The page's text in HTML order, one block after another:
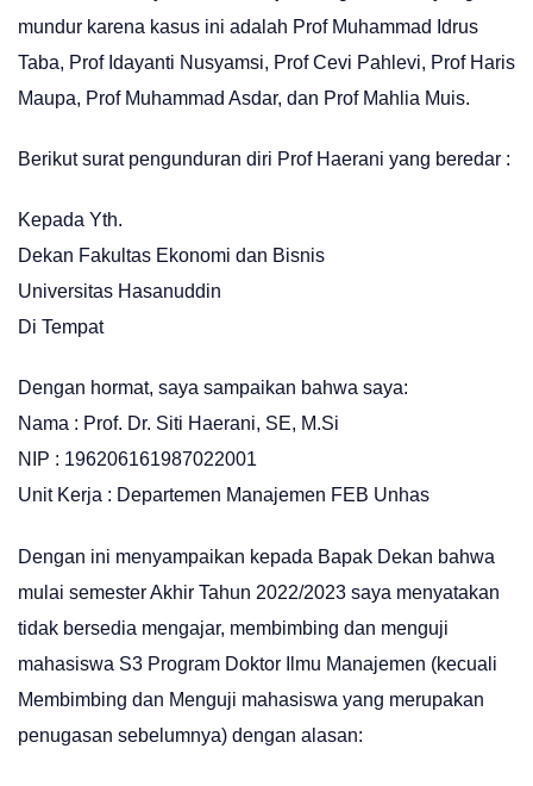
mundur karena kasus ini adalah Prof Muhammad Idrus
Taba, Prof Idayanti Nusyamsi, Prof Cevi Pahlevi, Prof Haris
Maupa, Prof Muhammad Asdar, dan Prof Mahlia Muis.
Berikut surat pengunduran diri Prof Haerani yang beredar :
Kepada Yth.
Dekan Fakultas Ekonomi dan Bisnis
Universitas Hasanuddin
Di Tempat
Dengan hormat, saya sampaikan bahwa saya:
Nama : Prof. Dr. Siti Haerani, SE, M.Si
NIP : 196206161987022001
Unit Kerja : Departemen Manajemen FEB Unhas
Dengan ini menyampaikan kepada Bapak Dekan bahwa
mulai semester Akhir Tahun 2022/2023 saya menyatakan
tidak bersedia mengajar, membimbing dan menguji
mahasiswa S3 Program Doktor Ilmu Manajemen (kecuali
Membimbing dan Menguji mahasiswa yang merupakan
penugasan sebelumnya) dengan alasan: